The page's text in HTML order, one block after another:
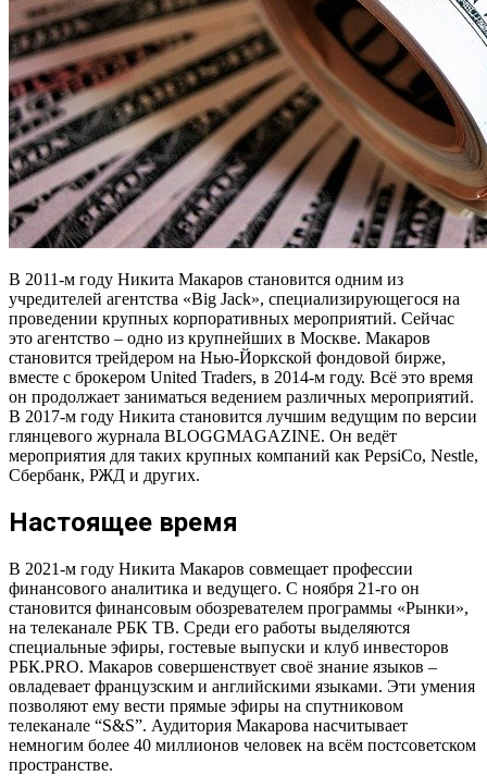
В 2011-м году Никита Макаров становится одним из
учредителей агентства «Big Jack», специализирующегося на
проведении крупных корпоративных мероприятий. Сейчас
это агентство – одно из крупнейших в Москве. Макаров
становится трейдером на Нью-Йоркской фондовой бирже,
вместе с брокером United Traders, в 2014-м году. Всё это время
он продолжает заниматься ведением различных мероприятий.
В 2017-м году Никита становится лучшим ведущим по версии
глянцевого журнала BLOGGMAGAZINE. Он ведёт
мероприятия для таких крупных компаний как PepsiCo, Nestle,
Сбербанк, РЖД и других.
Настоящее время
В 2021-м году Никита Макаров совмещает профессии
финансового аналитика и ведущего. С ноября 21-го он
становится финансовым обозревателем программы «Рынки»,
на телеканале РБК ТВ. Среди его работы выделяются
специальные эфиры, гостевые выпуски и клуб инвесторов
РБК.PRO. Макаров совершенствует своё знание языков –
овладевает французским и английскими языками. Эти умения
позволяют ему вести прямые эфиры на спутниковом
телеканале “S&S”. Аудитория Макарова насчитывает
немногим более 40 миллионов человек на всём постсоветском
пространстве.